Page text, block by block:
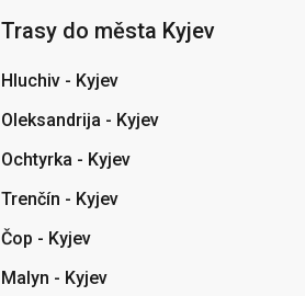
Trasy do města Kyjev
Hluchiv - Kyjev
Oleksandrija - Kyjev
Ochtyrka - Kyjev
Trenčín - Kyjev
Čop - Kyjev
Malyn - Kyjev